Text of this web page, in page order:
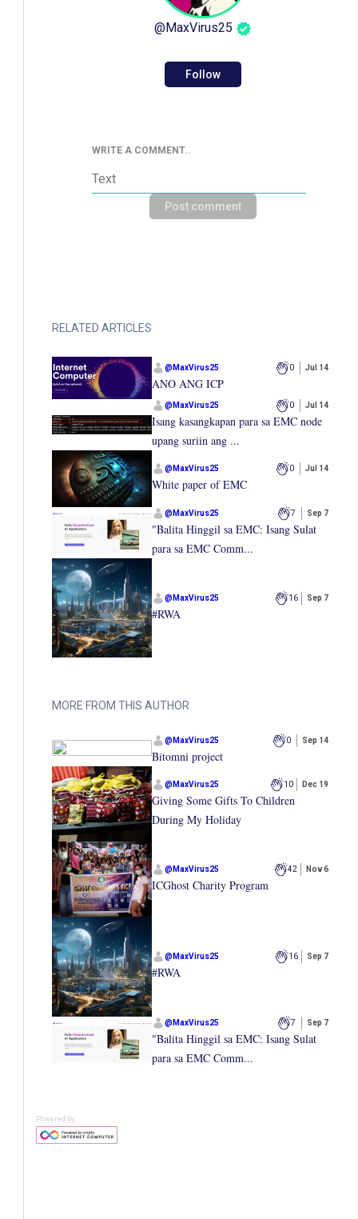
@MaxVirus25
Follow
WRITE A COMMENT..
Post comment
RELATED ARTICLES
@ MaxVirus25 0 Jul 14
ANO ANG ICP
@ MaxVirus25 0 Jul 14
Isang kasangkapan para sa EMC node
upang suriin ang ...
@ MaxVirus25 0 Jul 14
White paper of EMC
@ MaxVirus25 7 Sep 7
"Balita Hinggil sa EMC: Isang Sulat
para sa EMC Comm...
@ MaxVirus25 16 Sep 7
#RWA
MORE FROM THIS AUTHOR
@ MaxVirus25 0 Sep 14
Bitomni project
@ MaxVirus25 10 Dec 19
Giving Some Gifts To Children
During My Holiday
@ MaxVirus25 42 Nov 6
ICGhost Charity Program
@ MaxVirus25 16 Sep 7
#RWA
@ MaxVirus25 7 Sep 7
"Balita Hinggil sa EMC: Isang Sulat
para sa EMC Comm...
Powered by: